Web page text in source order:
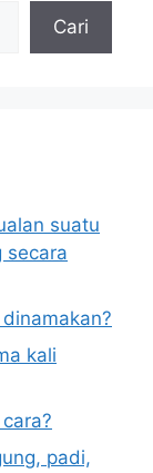
Cari
suatu
secara
kali
padi,